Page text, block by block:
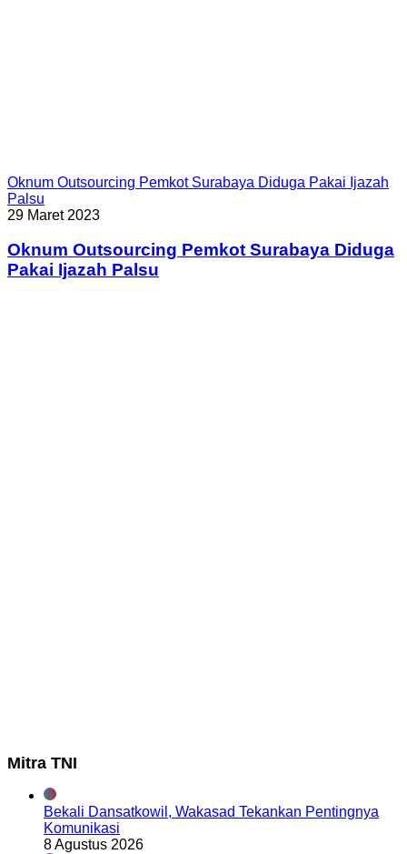
Oknum Outsourcing Pemkot Surabaya Diduga Pakai Ijazah
Palsu
29 Maret 2023
Oknum Outsourcing Pemkot Surabaya Diduga
Pakai Ijazah Palsu
Mitra TNI
Bekali Dansatkowil, Wakasad Tekankan Pentingnya
Komunikasi
8 Agustus 2026